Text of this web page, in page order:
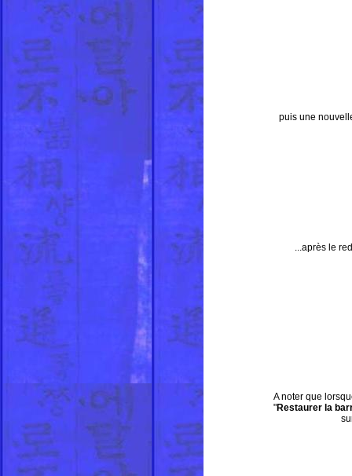
puis une
...après le
A noter que
"Restaurer la